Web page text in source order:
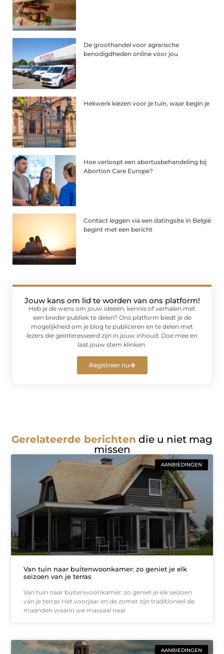
De groothandel voor agrarische
benodigdheden online voor jou
Hekwerk kiezen voor je tuin, waar begin je
Hoe verloopt een abortusbehandeling bij
Abortion Care Europe?
Contact leggen via een datingsite in België
begint met een bericht
Jouw kans om lid te worden van ons platform!
Heb je de wens om jouw ideeën, kennis of verhalen met
een breder publiek te delen? Ons platform biedt je de
mogelijkheid om je blog te publiceren en te delen met
lezers die geïnteresseerd zijn in jouw inhoud. Doe mee en
laat jouw stem klinken.
Registreer nu
Gerelateerde berichten die u niet mag
missen
AANBIEDINGEN
Van tuin naar buitenwoonkamer: zo geniet je elk
seizoen van je terras
Van tuin naar buitenwoonkamer: zo geniet je elk seizoen
van je terras Het voorjaar en de zomer zijn traditioneel de
maanden waarin we massaal naar
AANBIEDINGEN